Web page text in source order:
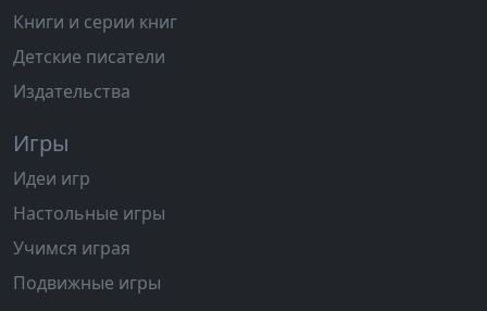
Книги и серии книг
Детские писатели
Издательства
Игры
Идеи игр
Настольные игры
Учимся играя
Подвижные игры